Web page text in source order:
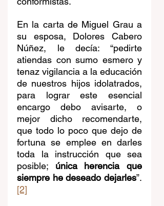
En la carta de Miguel Grau a
su esposa, Dolores Cabero
Núñez, le decía: “pedirte
atiendas con sumo esmero y
tenaz vigilancia a la educación
de nuestros hijos idolatrados,
para lograr este esencial
encargo debo avisarte, o
mejor dicho recomendarte,
que todo lo poco que dejo de
fortuna se emplee en darles
toda la instrucción que sea
posible; única herencia que
siempre he deseado dejarles”.
[2]